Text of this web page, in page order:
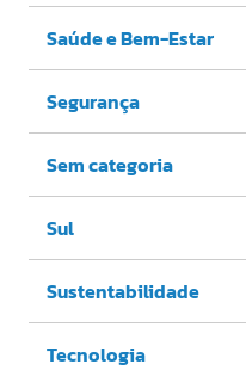
Saúde e Bem-Estar
Segurança
Sem categoria
Sul
Sustentabilidade
Tecnologia